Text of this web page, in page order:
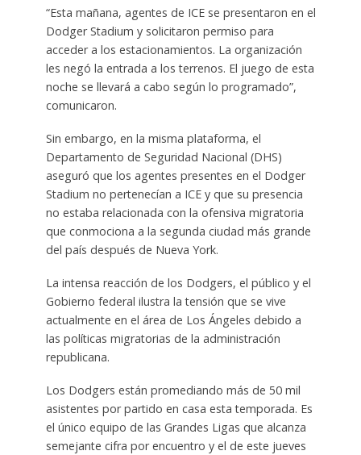
“Esta mañana, agentes de ICE se presentaron en el
Dodger Stadium y solicitaron permiso para
acceder a los estacionamientos. La organización
les negó la entrada a los terrenos. El juego de esta
noche se llevará a cabo según lo programado”,
comunicaron.
Sin embargo, en la misma plataforma, el
Departamento de Seguridad Nacional (DHS)
aseguró que los agentes presentes en el Dodger
Stadium no pertenecían a ICE y que su presencia
no estaba relacionada con la ofensiva migratoria
que conmociona a la segunda ciudad más grande
del país después de Nueva York.
La intensa reacción de los Dodgers, el público y el
Gobierno federal ilustra la tensión que se vive
actualmente en el área de Los Ángeles debido a
las políticas migratorias de la administración
republicana.
Los Dodgers están promediando más de 50 mil
asistentes por partido en casa esta temporada. Es
el único equipo de las Grandes Ligas que alcanza
semejante cifra por encuentro y el de este jueves